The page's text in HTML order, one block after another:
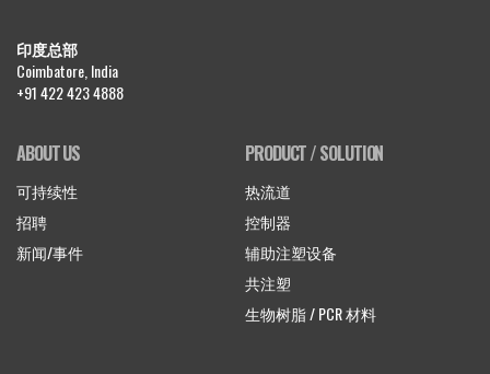
印度总部
Coimbatore, India
+91 422 423 4888
ABOUT US
可持续性
招聘
新闻/事件
PRODUCT / SOLUTION
热流道
控制器
辅助注塑设备
共注塑
生物树脂 / PCR 材料